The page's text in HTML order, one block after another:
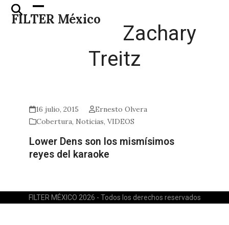
Skip
FILTER México
Open
mobile
Close
mobile
Zachary
Treitz
16 julio, 2015
Ernesto Olvera
Cobertura, Noticias,VIDEOS
Lower Dens son los mismísimos
reyes del karaoke
FILTER MÉXICO 2026 - Todos los derechos reservados